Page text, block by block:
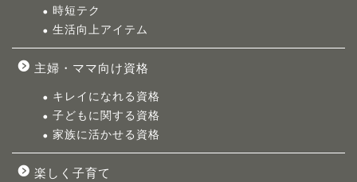
時短テク
生活向上アイテム
主婦・ママ向け資格
キレイになれる資格
子どもに関する資格
家族に活かせる資格
楽しく子育て